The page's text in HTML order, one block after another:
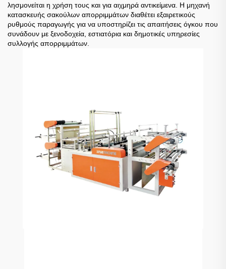
λησμονείται η χρήση τους και για αιχμηρά αντικείμενα. Η μηχανή
κατασκευής σακούλων απορριμμάτων διαθέτει εξαιρετικούς
ρυθμούς παραγωγής για να υποστηρίζει τις απαιτήσεις όγκου που
συνάδουν με ξενοδοχεία, εστιατόρια και δημοτικές υπηρεσίες
συλλογής απορριμμάτων.